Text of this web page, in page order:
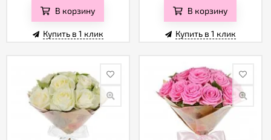
В корзину
Купить в 1 клик
В корзину
Купить в 1 клик